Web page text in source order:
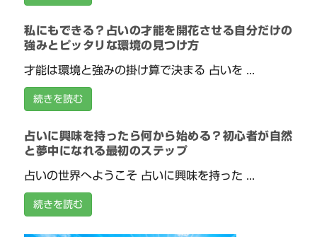
私にもできる？占いの才能を開花させる自分だけの
強みとピッタリな環境の見つけ方
才能は環境と強みの掛け算で決まる 占いを ...
続きを読む
占いに興味を持ったら何から始める？初心者が自然
と夢中になれる最初のステップ
占いの世界へようこそ 占いに興味を持った ...
続きを読む